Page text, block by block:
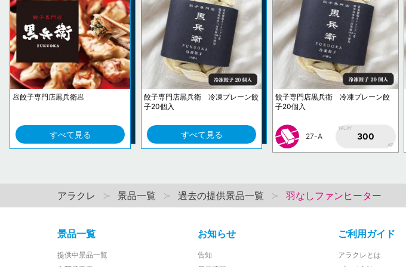
🥟餃子専門店黒兵衛🥟
すべて見る
餃子専門店黒兵衛 冷凍プレーン餃
子20個入
すべて見る
餃子専門店黒兵衛 冷凍プレーン餃
子20個入
27-A
1PLAY
300
AP
アラクレ 景品一覧 過去の提供景品一覧 羽なしファンヒーター
景品一覧
提供中景品一覧
お知らせ
告知
ご利用ガイド
アラクレとは